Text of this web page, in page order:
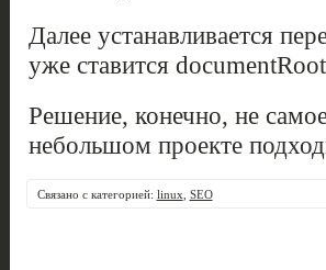
Далее устанавливается
уже ставится
Решение, конечно, не
небольшом проекте
Связано с категорией: linux SEO